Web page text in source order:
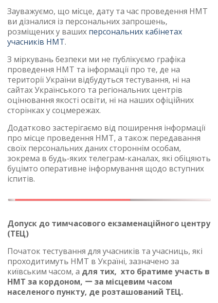
Зауважуємо, що місце, дату та час проведення НМТ
ви дізналися із персональних запрошень,
розміщених у ваших персональних кабінетах
учасників НМТ.
З міркувань безпеки ми не публікуємо графіка
проведення НМТ та інформації про те, де на
території України відбудуться тестування, ні на
сайтах Українського та регіональних центрів
оцінювання якості освіти, ні на наших офіційних
сторінках у соцмережах.
Додатково застерігаємо від поширення інформації
про місце проведення НМТ, а також передавання
своїх персональних даних стороннім особам,
зокрема в будь-яких телеграм-каналах, які обіцяють
буцімто оперативне інформування щодо вступних
іспитів.
Допуск до тимчасового екзаменаційного центру
(ТЕЦ)
Початок тестування для учасників та учасниць, які
проходитимуть НМТ в Україні, зазначено за
київським часом, а для тих, хто братиме участь в
НМТ за кордоном, ー за місцевим часом
населеного пункту, де розташований ТЕЦ.